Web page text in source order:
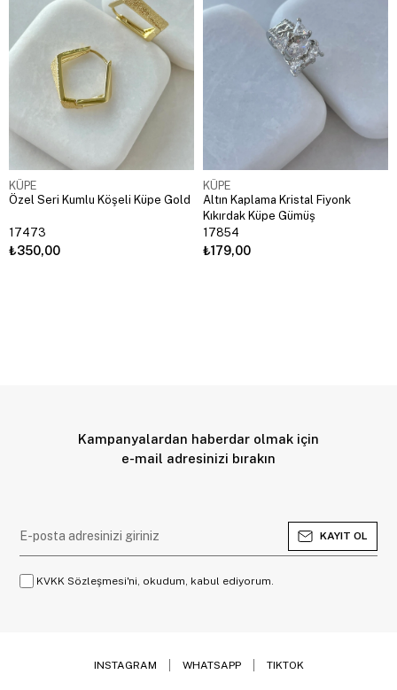
KÜPE
Özel Seri Kumlu Köşeli Küpe Gold
17473
₺350,00
KÜPE
Altın Kaplama Kristal Fiyonk
Kıkırdak Küpe Gümüş
17854
₺179,00
Kampanyalardan haberdar olmak için
e-mail adresinizi bırakın
KAYIT OL
KVKK Sözleşmesi'ni, okudum, kabul ediyorum.
INSTAGRAM WHATSAPP TIKTOK